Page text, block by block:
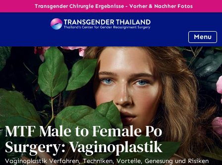
Transgender Chirurgie Ergebnisse - Vorher & Nachher Fotos
Menu
MTF Male to Female Po
Surgery: Vaginoplastik
Vaginoplastik Verfahren, Techniken, Vorteile, Genesung und Risiken